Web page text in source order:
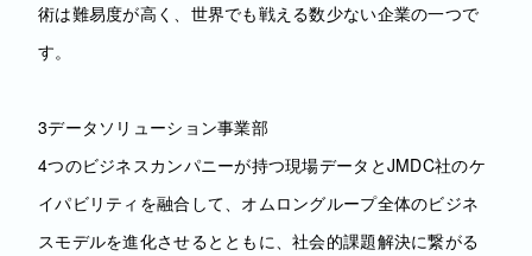
術は難易度が高く、世界でも戦える数少ない企業の一つで
す。
3データソリューション事業部
4つのビジネスカンパニーが持つ現場データとJMDC社のケ
イパビリティを融合して、オムロングループ全体のビジネ
スモデルを進化させるとともに、社会的課題解決に繋がる